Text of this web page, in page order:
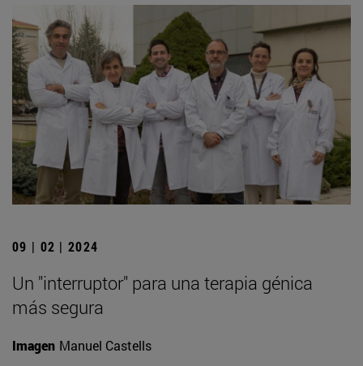
09 | 02 | 2024
Un "interruptor" para una terapia génica
más segura
Imagen Manuel Castells